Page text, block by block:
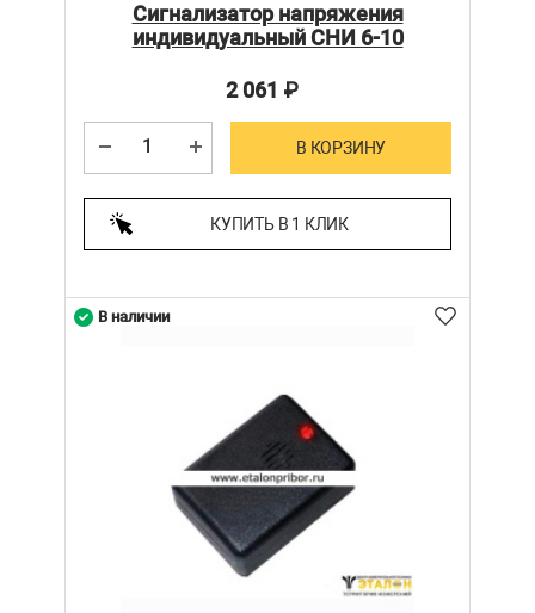
Сигнализатор напряжения
индивидуальный СНИ 6-10
2 061 ₽
В КОРЗИНУ
КУПИТЬ В 1 КЛИК
В наличии